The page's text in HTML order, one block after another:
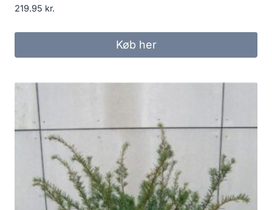
219.95 kr.
Køb her